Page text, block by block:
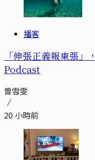
播客
「伸張正義報東張
Podcast
曾雪雯
20 小時前